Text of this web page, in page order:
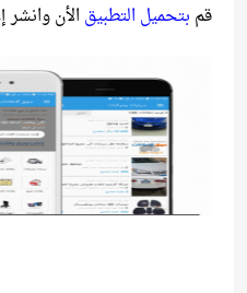
قم بتحميل التطبيق الأن وانشر